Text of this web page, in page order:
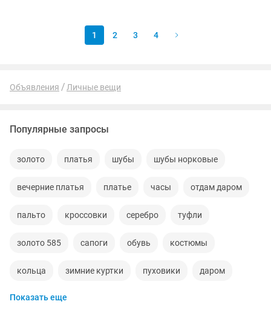
1 2 3 4
Объявления Личные вещи
Популярные запросы
золото платья шубы шубы норковые
вечерние платья платье часы отдам даром
пальто кроссовки серебро туфли
золото 585 сапоги обувь костюмы
кольца зимние куртки пуховики даром
рюкзаки
Показать еще